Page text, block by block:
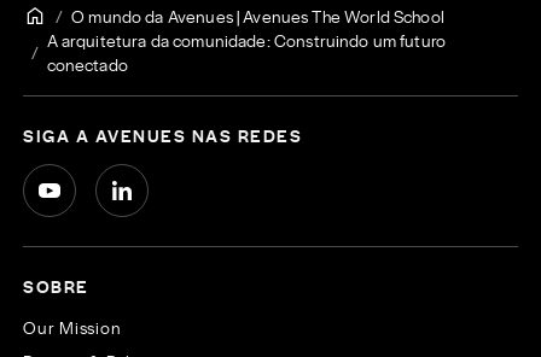
O mundo da Avenues | Avenues The World School
A arquitetura da comunidade: Construindo um futuro
conectado
SIGA A AVENUES NAS REDES
SOBRE
Our Mission